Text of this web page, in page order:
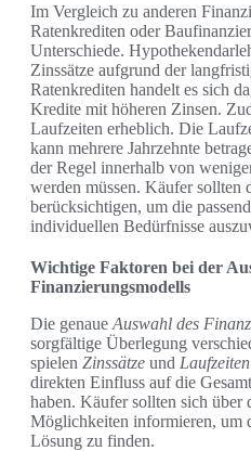
Im Vergleich zu anderen
Ratenkrediten oder
Unterschiede.
Zinssätze aufgrund der
Ratenkrediten handelt es sich
Kredite mit höheren Zinsen.
Laufzeiten erheblich. Die
kann mehrere Jahrzehnte
der Regel innerhalb von
werden müssen. Käufer sollten
berücksichtigen, um die
individuellen Bedürfnisse
Wichtige Faktoren bei der
Finanzierungsmodells
Die genaue Auswahl des
sorgfältige Überlegung
spielen Zinssätze und Laufzeiten
direkten Einfluss auf die
haben. Käufer sollten sich über
Möglichkeiten informieren, um
Lösung zu finden.